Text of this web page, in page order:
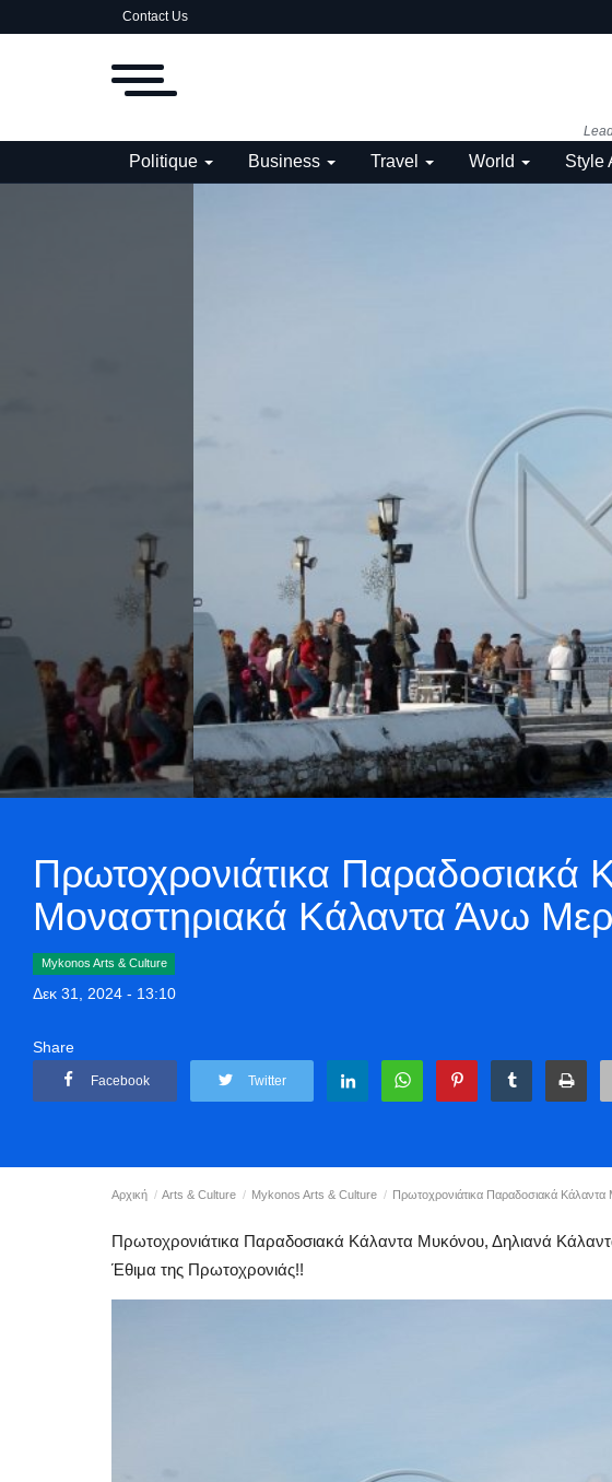
Contact Us
Politique Business Travel World Style
Πρωτοχρονιάτικα Παραδοσιακά
Μοναστηριακά Κάλαντα Άνω
Mykonos Arts & Culture
Δεκ 31, 2024 - 13:10
Share
Facebook Twitter
Αρχική Arts & Culture Mykonos Arts & Culture Πρωτοχρονιάτικα Παραδοσιακά
Πρωτοχρονιάτικα Παραδοσιακά Κάλαντα Μυκόνου, Δηλιανά
Έθιμα της Πρωτοχρονιάς!!